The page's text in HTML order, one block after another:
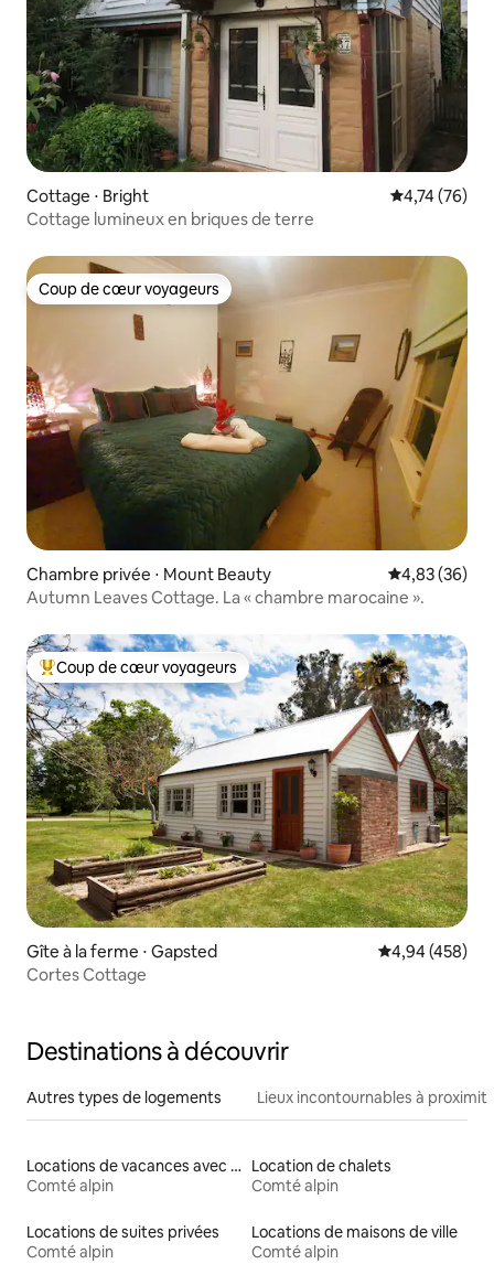
Cottage ⋅ Bright Évaluation
4,74 (76)
Cottage lumineux en briques de terre
Coup de cœur voyageurs
Coup de cœur voyageurs
Chambre privée ⋅ Mount Beauty Évaluation
4,83 (36)
Autumn Leaves Cottage. La « chambre marocaine ».
Coups de cœur voyageurs les plus appréciés
Coup de cœur voyageurs
Gîte à la ferme ⋅ Gapsted Évaluation
4,94 (458)
Cortes Cottage
Destinations à découvrir
Autres types de logements Lieux incontournables à
Locations de vacances avec piscine
Comté alpin
Location de chalets
Comté alpin
Locations de suites privées
Comté alpin
Locations de maisons de ville
Comté alpin